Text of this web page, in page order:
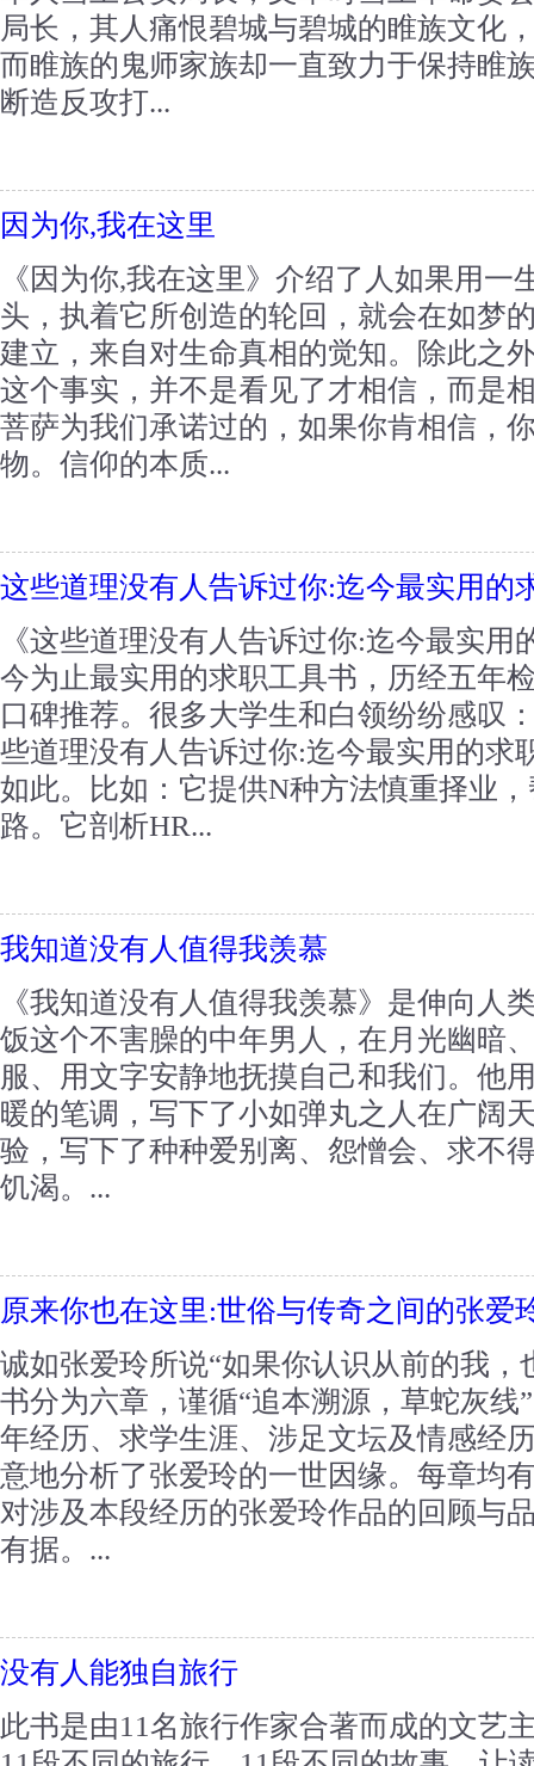
局长，其人痛恨碧城与碧城的睢族文化
而睢族的鬼师家族却一直致力于保持睢
断造反攻打...
因为你,我在这里
《因为你,我在这里》介绍了人如果用一
头，执着它所创造的轮回，就会在如梦
建立，来自对生命真相的觉知。除此之
这个事实，并不是看见了才相信，而是
菩萨为我们承诺过的，如果你肯相信，
物。信仰的本质...
这些道理没有人告诉过你:迄今最实用的
《这些道理没有人告诉过你:迄今最实
今为止最实用的求职工具书，历经五年
口碑推荐。很多大学生和白领纷纷感叹
些道理没有人告诉过你:迄今最实用的求
如此。比如：它提供N种方法慎重择业
路。它剖析HR...
我知道没有人值得我羡慕
《我知道没有人值得我羡慕》是伸向人
饭这个不害臊的中年男人，在月光幽暗
服、用文字安静地抚摸自己和我们。他
暖的笔调，写下了小如弹丸之人在广阔
验，写下了种种爱别离、怨憎会、求不
饥渴。...
原来你也在这里:世俗与传奇之间的张爱
诚如张爱玲所说“如果你认识从前的我，
书分为六章，谨循“追本溯源，草蛇灰线
年经历、求学生涯、涉足文坛及情感经
意地分析了张爱玲的一世因缘。每章均
对涉及本段经历的张爱玲作品的回顾与
有据。...
没有人能独自旅行
此书是由11名旅行作家合著而成的文艺